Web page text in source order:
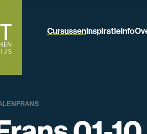
CursussenInspiratieInfo
FRANS